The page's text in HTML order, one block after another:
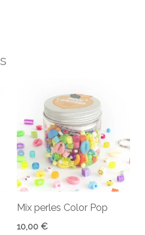
Mix perles Color Pop
10,00 €